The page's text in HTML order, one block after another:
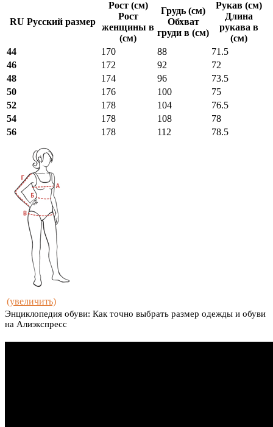
RU Русский размер
Рост (см)
Рост
женщины в
(см)
Грудь (см)
Обхват
груди в (см)
Рукав (см)
Длина
рукава в
(см)
44
170 88
71.5
46
172 92
72
48
174 96
73.5
50
176 100
75
52
178 104
76.5
54
178 108
78
56
178 112 78.5
(увеличить)
Энциклопедия обуви: Как точно выбрать размер одежды и обуви
на Алиэкспресс